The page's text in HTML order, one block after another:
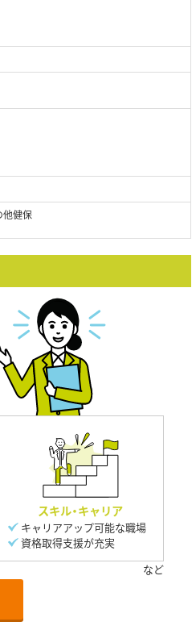
他健保
スキル・キャリア
キャリアアップ可能な職場
資格取得支援が充実